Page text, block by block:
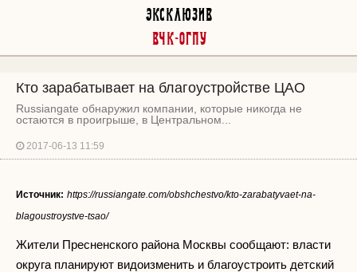
Эксклюзив
ВЧК-ОГПУ
Кто зарабатывает на благоустройстве ЦАО
Russiangate обнаружил компании, которые никогда не
остаются в проигрыше, в Центральном...
2017-06-13 11:59
Источник: https://russiangate.com/obshchestvo/kto-zarabatyvaet-na-
blagoustroystve-tsao/
Жители Пресненского района Москвы сообщают: власти
округа планируют видоизменить и благоустроить детский